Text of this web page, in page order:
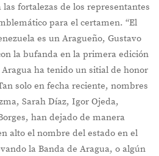
fortalezas de los representantes
para el certamen. “El
es un Aragueño, Gustavo
la bufanda en la primera edición
Aragua ha tenido un sitial de honor
solo en fecha reciente, nombres
Sarah Díaz, Igor Ojeda,
han dejado de manera
alto el nombre del estado en el
la Banda de Aragua, o algún